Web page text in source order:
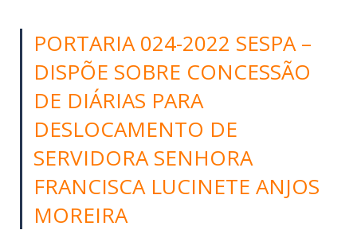
PORTARIA 024-2022 SESPA –
DISPÕE SOBRE CONCESSÃO
DE DIÁRIAS PARA
DESLOCAMENTO DE
SERVIDORA SENHORA
FRANCISCA LUCINETE ANJOS
MOREIRA